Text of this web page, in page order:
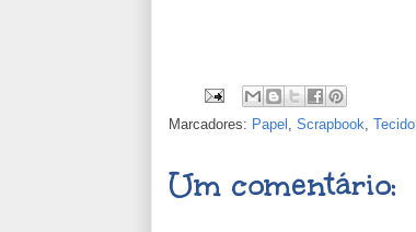
Marcadores: Papel , Scrapbook, Tecido
Um comentário: